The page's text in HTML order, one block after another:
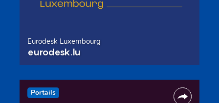
Eurodesk Luxembourg
eurodesk.lu
Portails